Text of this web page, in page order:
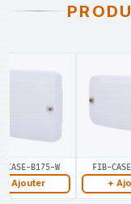
CASE-B175-W
+ Ajouter
FIB-
+